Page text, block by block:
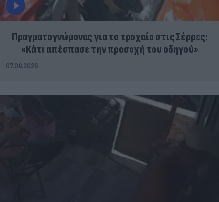
Πραγματογνώμονας για το τροχαίο στις Σέρρες:
«Κάτι απέσπασε την προσοχή του οδηγού»
07.08.2026